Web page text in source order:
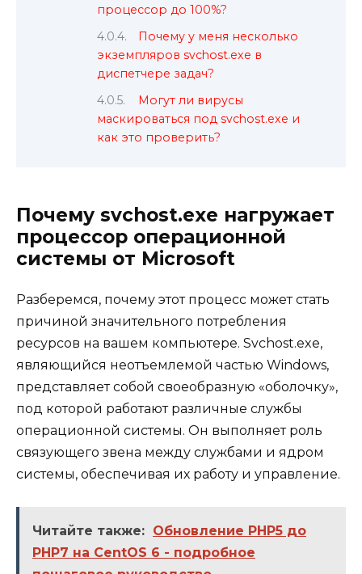
процессор до 100%?
Почему у меня несколько
экземпляров svchost.exe в
диспетчере задач?
Могут ли вирусы
маскироваться под svchost.exe и
как это проверить?
Почему svchost.exe нагружает
процессор операционной
системы от Microsoft
Разберемся, почему этот процесс может стать
причиной значительного потребления
ресурсов на вашем компьютере. Svchost.exe,
являющийся неотъемлемой частью Windows,
представляет собой своеобразную «оболочку»,
под которой работают различные службы
операционной системы. Он выполняет роль
связующего звена между службами и ядром
системы, обеспечивая их работу и управление.
Читайте также: Обновление PHP5 до
PHP7 на CentOS 6 - подробное